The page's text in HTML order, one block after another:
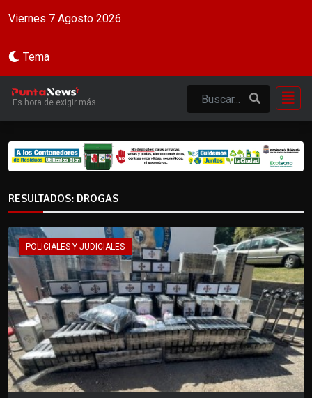
Viernes 7 Agosto 2026
Tema
Es hora de exigir más
RESULTADOS: DROGAS
POLICIALES Y JUDICIALES